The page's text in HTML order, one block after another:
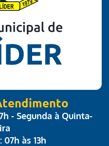
- Segunda à Quinta-
07h às 13h